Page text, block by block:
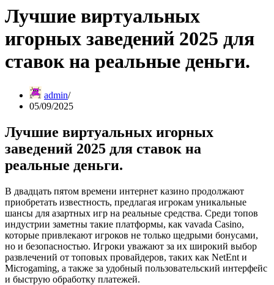
Лучшие виртуальных
игорных заведений 2025 для
ставок на реальные деньги.
admin
05/09/2025
Лучшие виртуальных игорных
заведений 2025 для ставок на
реальные деньги.
В двадцать пятом времени интернет казино продолжают
приобретать известность, предлагая игрокам уникальные
шансы для азартных игр на реальные средства. Среди топов
индустрии заметны такие платформы, как vavada Casino,
которые привлекают игроков не только щедрыми бонусами,
но и безопасностью. Игроки уважают за их широкий выбор
развлечений от топовых провайдеров, таких как NetEnt и
Microgaming, а также за удобный пользовательский интерфейс
и быструю обработку платежей.